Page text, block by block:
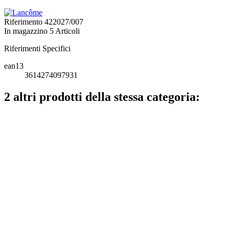
Riferimento 422027/007
In magazzino 5 Articoli
Riferimenti Specifici
ean13
3614274097931
2 altri prodotti della stessa categoria: